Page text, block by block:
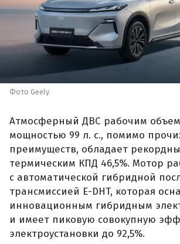
Фото Geely
Атмосферный ДВС рабочим
мощностью 99 л. с., помимо
преимуществ, обладает
термическим КПД 46,5%. Мотор
с автоматической гибридной
трансмиссией E-DHT, которая
инновационным гибридным
и имеет пиковую совокупную
электроустановки до 92,5%.